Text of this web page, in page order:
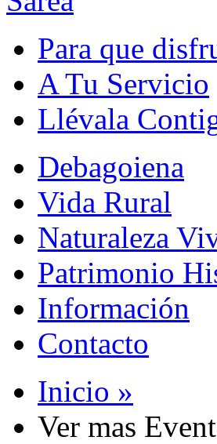
Para que
A Tu Servicio
Llévala
Debagoiena
Vida Rural
Naturaleza
Patrimonio
Información
Contacto
Inicio »
Ver mas